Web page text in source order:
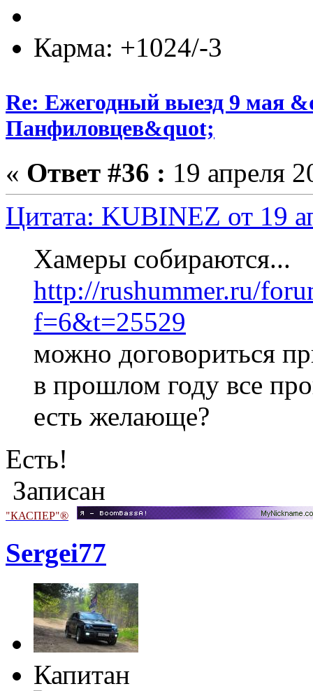
Карма: +1024/-3
Re: Ежегодный выезд 9 мая
Панфиловцев&quot;
« Ответ #36 : 19 апреля
Цитата: KUBINEZ от 19
Хамеры собираются...
http://rushummer.ru/
f=6&t=25529
можно договориться
в прошлом году все
есть желающе?
Есть!
Записан
"КАСПЕР"®
Sergei77
Капитан